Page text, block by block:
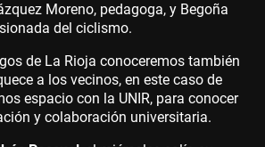
Moreno, pedagoga, y Begoña
del ciclismo.
de La Rioja conoceremos también
a los vecinos, en este caso de
espacio con la UNIR, para conocer
y colaboración universitaria.